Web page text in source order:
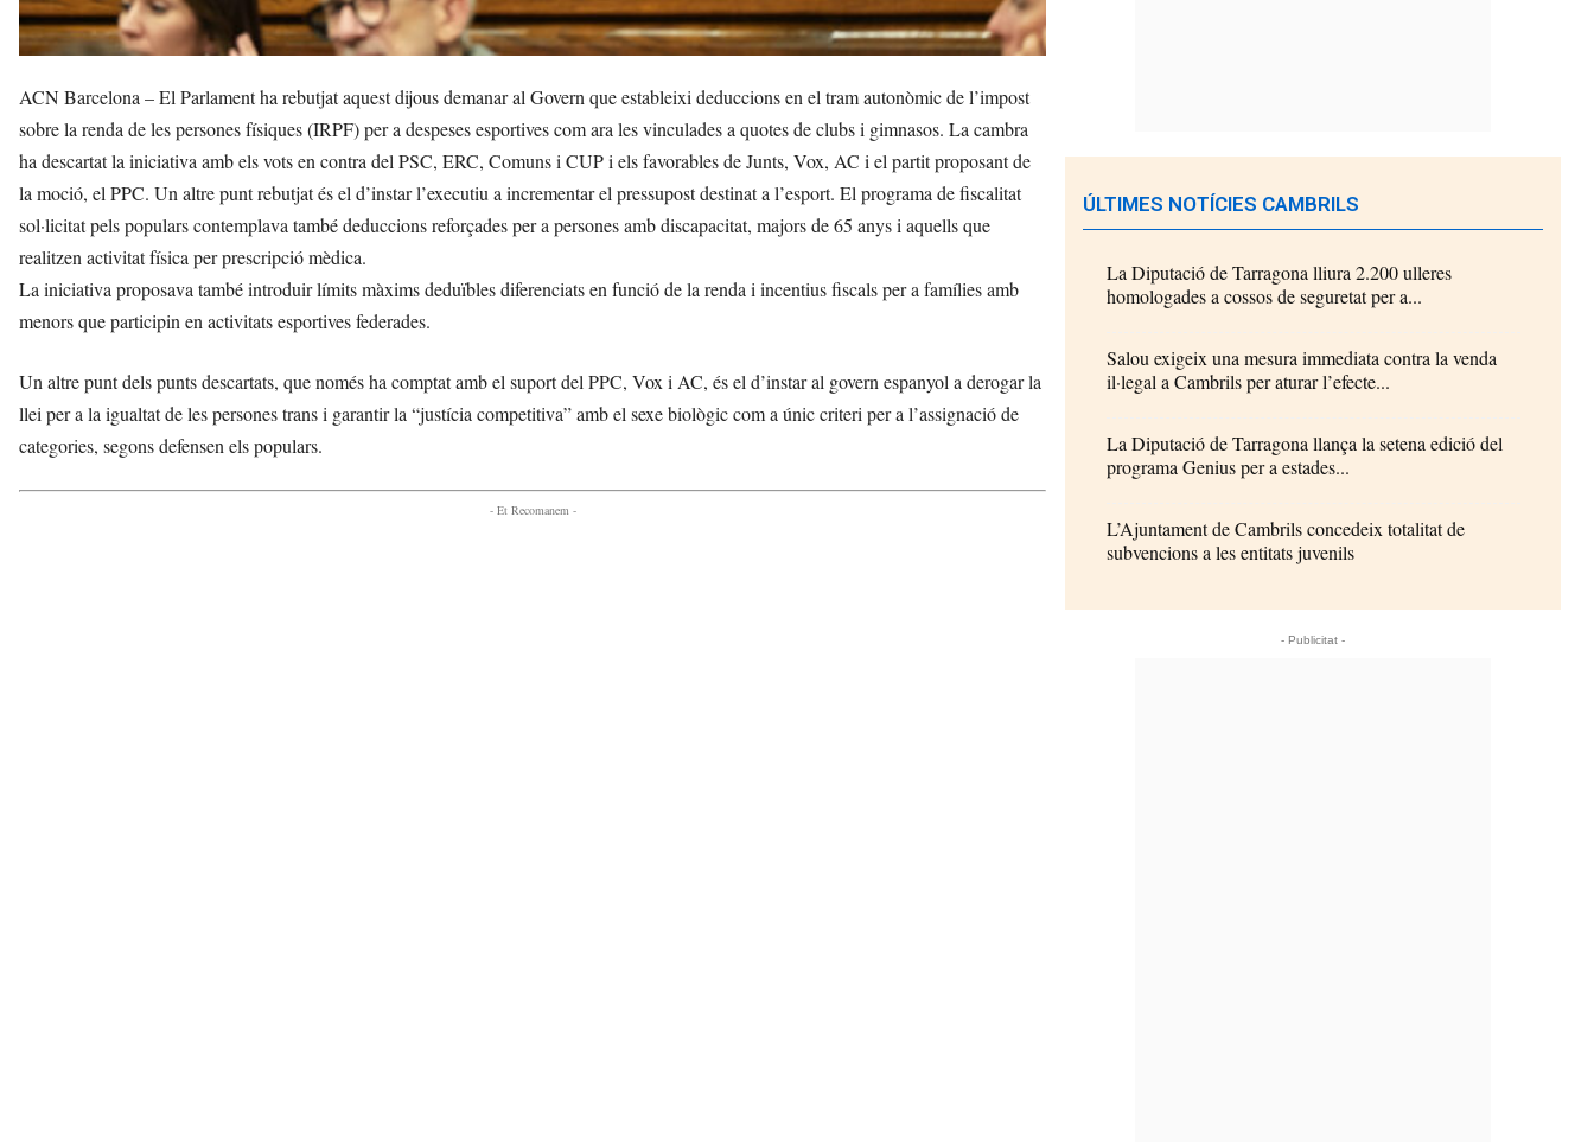
ACN Barcelona – El Parlament ha rebutjat aquest dijous demanar al Govern que estableixi deduccions en el tram autonòmic de l’impost
sobre la renda de les persones físiques (IRPF) per a despeses esportives com ara les vinculades a quotes de clubs i gimnasos. La cambra
ha descartat la iniciativa amb els vots en contra del PSC, ERC, Comuns i CUP i els favorables de Junts, Vox, AC i el partit proposant de
la moció, el PPC. Un altre punt rebutjat és el d’instar l’executiu a incrementar el pressupost destinat a l’esport. El programa de fiscalitat
sol·licitat pels populars contemplava també deduccions reforçades per a persones amb discapacitat, majors de 65 anys i aquells que
realitzen activitat física per prescripció mèdica.
La iniciativa proposava també introduir límits màxims deduïbles diferenciats en funció de la renda i incentius fiscals per a famílies amb
menors que participin en activitats esportives federades.
Un altre punt dels punts descartats, que només ha comptat amb el suport del PPC, Vox i AC, és el d’instar al govern espanyol a derogar la
llei per a la igualtat de les persones trans i garantir la “justícia competitiva” amb el sexe biològic com a únic criteri per a l’assignació de
categories, segons defensen els populars.
- Et Recomanem -
ÚLTIMES NOTÍCIES CAMBRILS
La Diputació de Tarragona lliura 2.200 ulleres
homologades a cossos de seguretat per a...
Salou exigeix una mesura immediata contra la venda
il·legal a Cambrils per aturar l’efecte...
La Diputació de Tarragona llança la setena edició del
programa Genius per a estades...
L’Ajuntament de Cambrils concedeix totalitat de
subvencions a les entitats juvenils
- Publicitat -